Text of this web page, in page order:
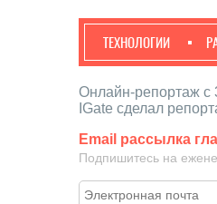
ТЕХНОЛОГИИ
Онлайн-репортаж с
IGate сделал
Email рассылка
Подпишитесь на